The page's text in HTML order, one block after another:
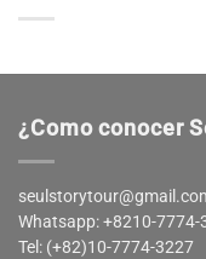
¿Como conocer
Whatsapp: +8210-7774-
Tel: (+82)10-7774-3227